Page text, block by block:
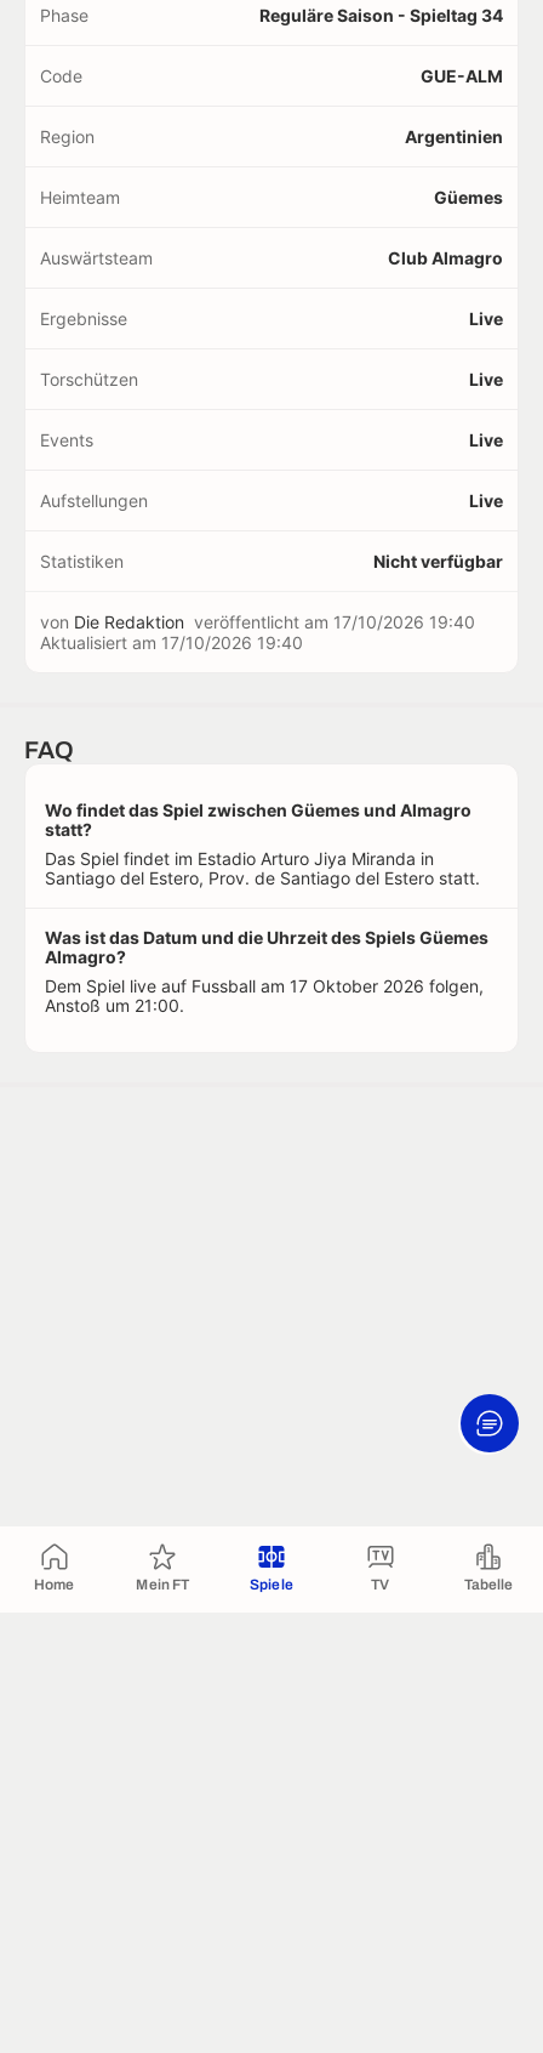
Home Mein FT Spiele TV Tabelle
Phase Reguläre Saison - Spieltag 34
Code GUE-ALM
Region Argentinien
Heimteam Güemes
Auswärtsteam Club Almagro
Ergebnisse Live
Torschützen Live
Events Live
Aufstellungen Live
Statistiken Nicht verfügbar
von Die Redaktion veröffentlicht am 17/10/2026 19:40
Aktualisiert am 17/10/2026 19:40
FAQ
Wo findet das Spiel zwischen Güemes und Almagro
statt?
Das Spiel findet im Estadio Arturo Jiya Miranda in
Santiago del Estero, Prov. de Santiago del Estero statt.
Was ist das Datum und die Uhrzeit des Spiels Güemes
Almagro?
Dem Spiel live auf Fussball am 17 Oktober 2026 folgen,
Anstoß um 21:00.